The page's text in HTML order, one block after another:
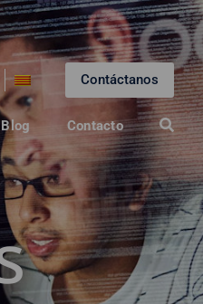
Contáctanos
Contacto